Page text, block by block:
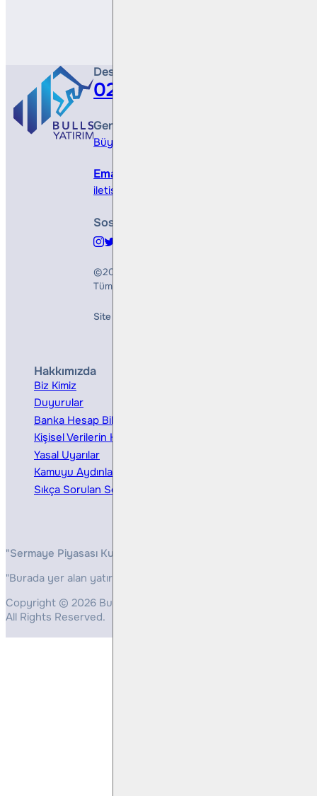
Destek Hattı
0212 410 0500
Genel Müdürlük
Büyükdere Cad. No 173, 1. Levent Plaza, B
Email
iletisim@bullsyatirim.com
Sosyal Medya
©2026
Tüm Hakları Saklıdır
Site Creation & Technology by
Hakkımızda
Biz Kimiz
Duyurular
Banka Hesap Bilgileri
Kişisel Verilerin Korunması
Yasal Uyarılar
Kamuyu Aydınlatma
Sıkça Sorulan Sorular
"Sermaye Piyasası Kurulunun, Yatırım Hizmetleri ve
"Burada yer alan yatırım bilgi, yorum ve tavsiyeleri yatırım
Copyright © 2026 Bulls Yatırım Menkul Değerler
All Rights Reserved.